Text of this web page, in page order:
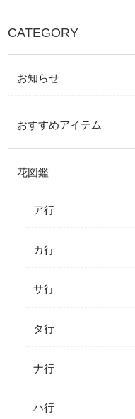
CATEGORY
お知らせ
おすすめアイテム
花図鑑
ア行
カ行
サ行
タ行
ナ行
ハ行